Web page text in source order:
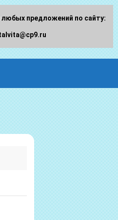
предложений по сайту: